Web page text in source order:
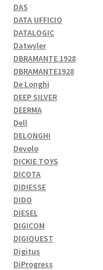
DAS
DATA UFFICIO
DATALOGIC
Datwyler
DBRAMANTE 1928
DBRAMANTE1928
De Longhi
DEEP SILVER
DEERMA
Dell
DELONGHI
Devolo
DICKIE TOYS
DICOTA
DIDIESSE
DIDO
DIESEL
DIGICOM
DIGIQUEST
Digitus
DiProgress